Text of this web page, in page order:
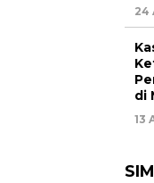
24
di
13